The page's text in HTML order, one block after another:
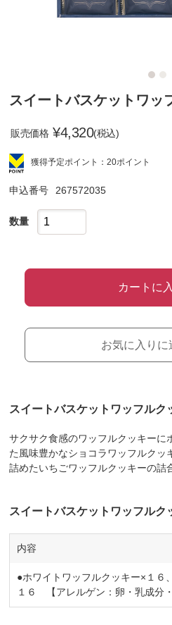
スイートバスケットワッ
販売価格 ¥4,320(税込)
獲得予定ポイント：20ポイント
申込番号 267572035
数量
カートに
お気に入りに
スイートバスケットワッフルク
サクサク食感のワッフルクッキーに
た風味豊かなショコラワッフルクッ
詰めたいちごワッフルクッキーの詰
スイートバスケットワッフルク
内容
●ホワイトワッフルクッキー×１６
１６ 【アレルゲン：卵・乳成分